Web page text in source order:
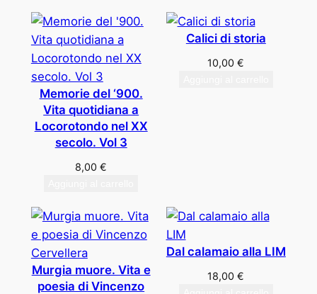
d
i
n
a
i
n
b
s
a
l
p
i
ù
Memorie del ‘900.
Vita quotidiana a
Locorotondo nel XX
secolo. Vol 3
8,00€
Calici di storia
10,00€
Murgia muore. Vita e
poesia di Vincenzo
Dal calamaio alla LIM
18,00€